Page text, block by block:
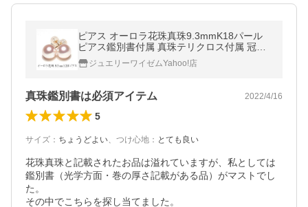
ピアス オーロラ花珠真珠9.3mmK18パール
ピアス鑑別書付属 真珠テリクロス付属 冠婚
葬祭 入学式 入園式 成人式 結婚式 大人 上品
ジュエリーワイゼムYahoo!店
真珠鑑別書は必須アイテム 2022/4/16
5
サイズ ： ちょうどよい、 つけ心地 ： とても良い
花珠真珠と記載されたお品は溢れていますが、私としては
鑑別書（光学方面・巻の厚さ記載がある品）がマストでし
た。
その中でこちらを探し当てました。